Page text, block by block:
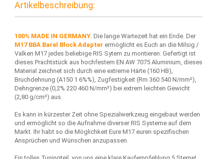
Artikelbeschreibung:
100% MADE IN GERMANY . Die lange Wartezeit hat ein Ende. Der
M17 BBA Barel Block Adapter ermöglicht es Euch an die Milsig /
Valken M17 jedes beliebige RIS Sytem zu montieren. Gefertigt ist
dieses Prachtstück aus hochfestem EN AW 7075 Aluminium, dieses
Material zeichnet sich durch eine extreme Härte (160 HB),
Bruchdehnung (A150 1 6%%), Zugfestigkeit (Rm 360 540 N/mm²),
Dehngrenze (0,2% 220 460 N/mm²) bei extrem leichten Gewicht
(2,80 g/cm³) aus.
Es kann in kürzester Zeit ohne Spezialwerkzeug eingebaut werden
und ermöglicht so die Aufnahme diverser RIS Systeme auf dem
Markt. Ihr habt so die Möglichkeit Eure M17 euren spezifischen
Ansprüchen und Wünschen anzupassen.